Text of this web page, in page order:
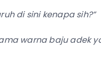
di sini kenapa sih?”
warna baju adek